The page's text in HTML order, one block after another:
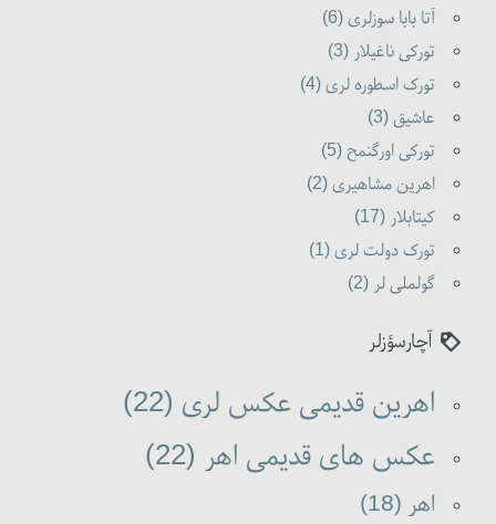
آتا بابا سوزلری (6)
تورکی ناغیلار (3)
تورک اسطوره لری (4)
عاشیق (3)
تورکی اورگنمح (5)
اهرین مشاهیری (2)
کیتابلار (17)
تورک دولت لری (1)
گولملی لر (2)
آچارسؤزلر
اهرین قدیمی عکس لری (22)
عکس های قدیمی اهر (22)
اهر (18)